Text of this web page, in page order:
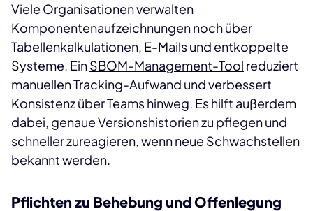
Viele Organisationen verwalten
Komponentenaufzeichnungen noch über
Tabellenkalkulationen, E-Mails und entkoppelte
Systeme. EinSBOM-Management-Tool reduziert
manuellen Tracking-Aufwand und verbessert
Konsistenz über Teams hinweg. Es hilft außerdem
dabei, genaue Versionshistorien zu pflegen und
schneller zureagieren, wenn neue Schwachstellen
bekannt werden.
Pflichten zu Behebung und Offenlegung